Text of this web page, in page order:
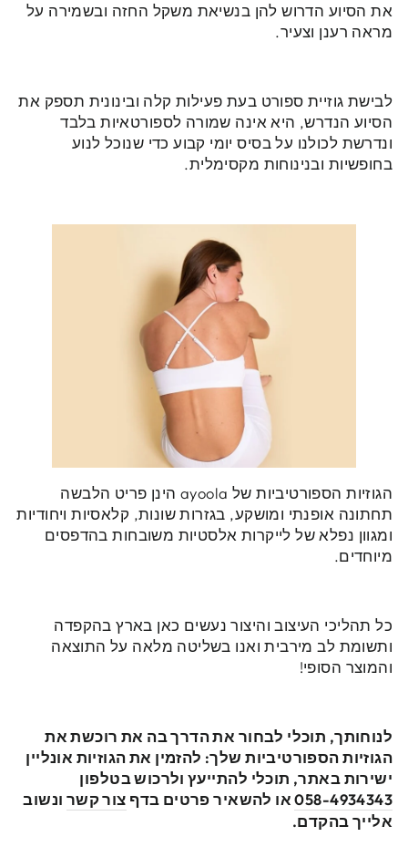
את הסיוע הדרוש להן בנשיאת משקל החזה ובשמירה על
מראה רענן וצעיר.
לבישת גוזיית ספורט בעת פעילות קלה ובינונית תספק את
הסיוע הנדרש, היא אינה שמורה לספורטאיות בלבד
ונדרשת לכולנו על בסיס יומי קבוע כדי שנוכל לנוע
בחופשיות ובנינוחות מקסימלית.
הגוזיות הספורטיביות של ayoola הינן פריט הלבשה
תחתונה אופנתי ומושקע, בגזרות שונות, קלאסיות ויחודיות
ומגוון נפלא של לייקרות אלסטיות משובחות בהדפסים
מיוחדים.
כל תהליכי העיצוב והיצור נעשים כאן בארץ בהקפדה
ותשומת לב מירבית ואנו בשליטה מלאה על התוצאה
והמוצר הסופי!
לנוחותך, תוכלי לבחור את הדרך בה את רוכשת את
הגוזיות הספורטיביות שלך: להזמין את הגוזיות אונליין
ישירות באתר, תוכלי להתייעץ ולרכוש בטלפון
058-4934343או להשאיר פרטים בדף צור קשר ונשוב
אלייך בהקדם.